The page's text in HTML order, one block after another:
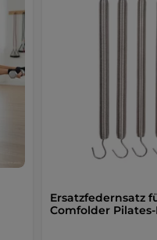
Ersatzfedernsatz
Comfolder